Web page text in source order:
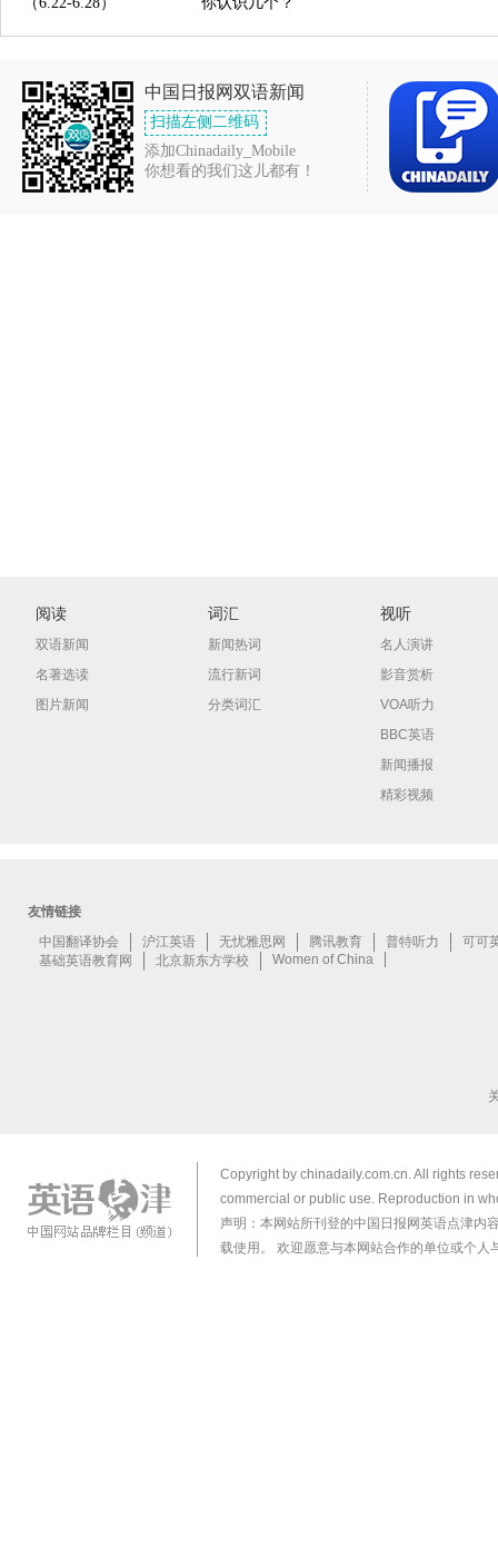
中国日报网双语新闻
扫描左侧二维码
添加Chinadaily_Mobile
你想看的我们这儿都有！
阅读
双语新闻
名著选读
图片新闻
词汇
新闻热词
流行新词
分类词汇
视听
名人演讲
影音赏析
VOA听力
BBC英语
新闻播报
精彩视频
Copyright by chinadaily.com.cn. All rights
commercial or public use. Reproduction in
声明：本网站所刊登的中国日报网英语点津内
载使用。 欢迎愿意与本网站合作的单位或个人